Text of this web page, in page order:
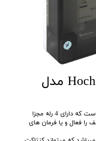
اینترفیس هوچیکی Hochiki مدل
ماژول CHQ-PCM هوچیکی یک ماژول خروجی است که دارای 4 رله مجزا
فعال و یا فرمان های